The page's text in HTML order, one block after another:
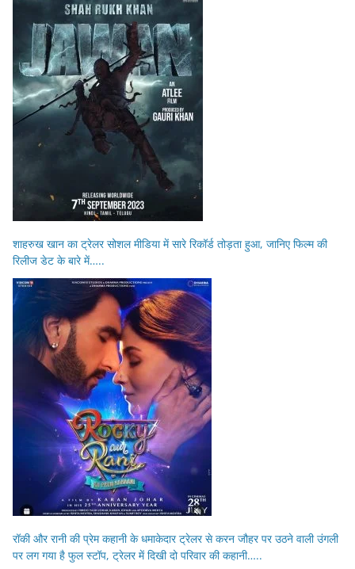
शाहरुख खान का ट्रेलर सोशल मीडिया में सारे रिकॉर्ड तोड़ता हुआ, जानिए फिल्म की
रिलीज डेट के बारे में…..
रॉकी और रानी की प्रेम कहानी के धमाकेदार ट्रेलर से करन जौहर पर उठने वाली उंगली
पर लग गया है फुल स्टॉप, ट्रेलर में दिखी दो परिवार की कहानी…..